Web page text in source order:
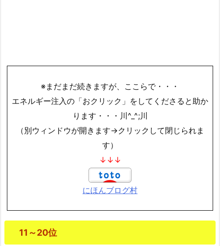
※まだまだ続きますが、ここらで・・・
エネルギー注入の「おクリック」をしてくださると助か
ります・・・川^_^;川
（別ウィンドウが開きます→クリックして閉じられま
す）
↓↓↓
にほんブログ村
11～20位